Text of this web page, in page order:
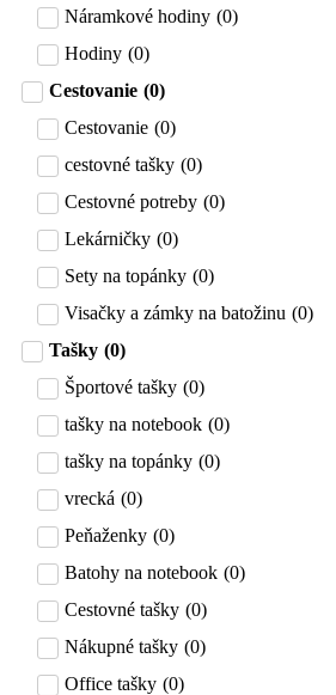
Náramkové hodiny (0)
Hodiny (0)
Cestovanie (0)
Cestovanie (0)
cestovné tašky (0)
Cestovné potreby (0)
Lekárničky (0)
Sety na topánky (0)
Visačky a zámky na batožinu (0)
Tašky (0)
Športové tašky (0)
tašky na notebook (0)
tašky na topánky (0)
vrecká (0)
Peňaženky (0)
Batohy na notebook (0)
Cestovné tašky (0)
Nákupné tašky (0)
Office tašky (0)